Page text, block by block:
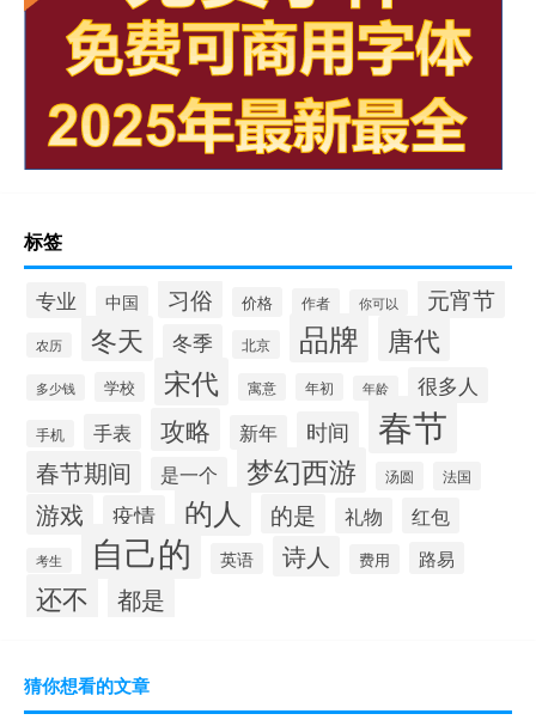
标签
专业 中国 习俗 价格 作者 你可以 元宵节
农历 冬天 冬季 北京 品牌 唐代
多少钱 学校 宋代 寓意 年初 年龄 很多人
手机 手表 攻略 新年 时间 春节
春节期间 是一个 梦幻西游 汤圆 法国
游戏 疫情 的人 的是 礼物 红包
考生 自己的 英语 诗人 费用 路易
还不 都是
猜你想看的文章